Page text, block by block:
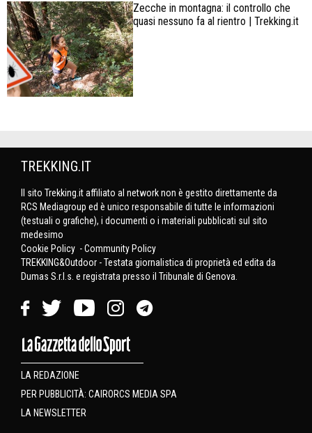
Zecche in montagna: il controllo che
quasi nessuno fa al rientro | Trekking.it
TREKKING.IT
Il sito Trekking.it affiliato al network non è gestito direttamente da
RCS Mediagroup ed è unico responsabile di tutte le informazioni
(testuali o grafiche), i documenti o i materiali pubblicati sul sito
medesimo
Cookie Policy -Community Policy
TREKKING&Outdoor - Testata giornalistica di proprietà ed edita da
Dumas S.r.l.s. e registrata presso il Tribunale di Genova.
LA REDAZIONE
PER PUBBLICITÀ: CAIRORCS MEDIA SPA
LA NEWSLETTER